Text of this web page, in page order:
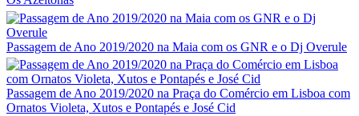
Passagem de Ano 2019/2020 na Maia com os GNR e o Dj Overule
Passagem de Ano 2019/2020 na Praça do Comércio em Lisboa com
Ornatos Violeta, Xutos e Pontapés e José Cid